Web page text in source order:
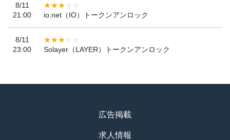
8/11
21:00
io.net（IO）トークンアンロック
8/11
23:00
Solayer（LAYER）トークンアンロック
広告掲載
求人情報